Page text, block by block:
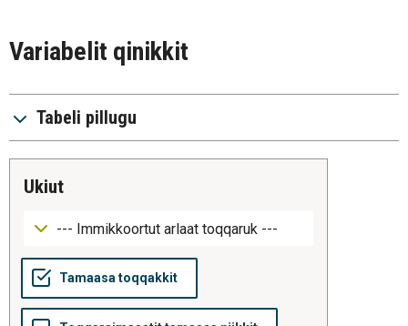
Variabelit qinikkit
Tabeli pillugu
ukiut